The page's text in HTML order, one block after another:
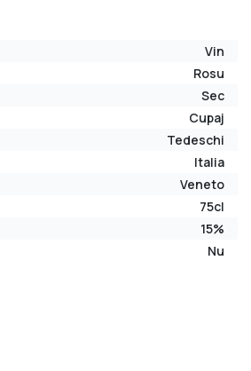
Vin
Rosu
Sec
Cupaj
Tedeschi
Italia
Veneto
75cl
15%
Nu